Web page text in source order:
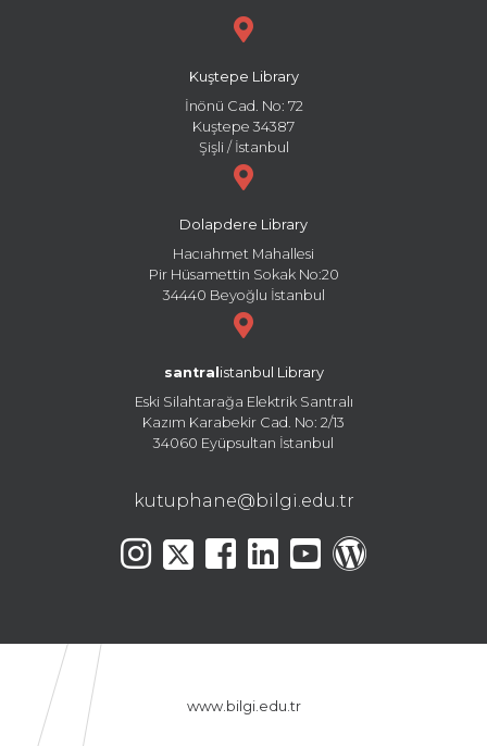
Kuştepe Library
İnönü Cad. No: 72
Kuştepe 34387
Şişli / İstanbul
Dolapdere Library
Hacıahmet Mahallesi
Pir Hüsamettin Sokak No:20
34440 Beyoğlu İstanbul
santral istanbul Library
Eski Silahtarağa Elektrik Santralı
Kazım Karabekir Cad. No: 2/13
34060 Eyüpsultan İstanbul
kutuphane@bilgi.edu.tr
www.bilgi.edu.tr